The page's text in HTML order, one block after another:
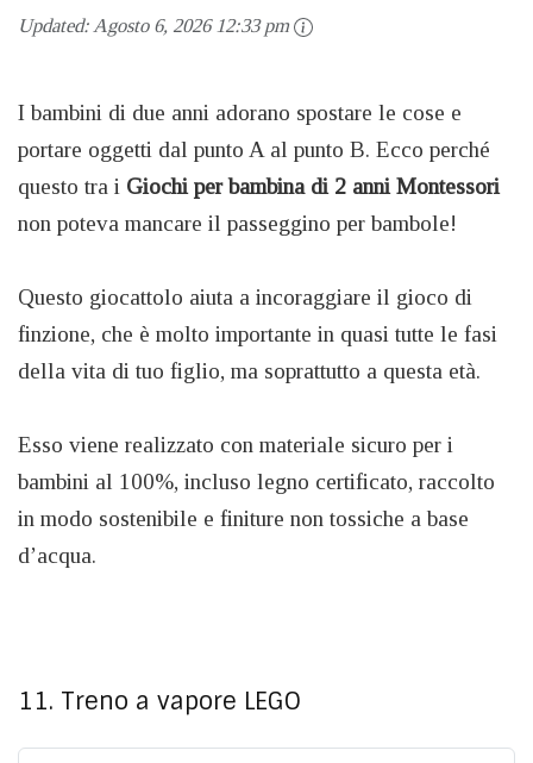
Updated:Agosto 6, 2026 12:33 pm
I bambini di due anni adorano spostare le cose e
portare oggetti dal punto A al punto B. Ecco perché
questo tra i Giochi per bambina di 2 anni Montessori
non poteva mancare il passeggino per bambole!
Questo giocattolo aiuta a incoraggiare il gioco di
finzione, che è molto importante in quasi tutte le fasi
della vita di tuo figlio, ma soprattutto a questa età.
Esso viene realizzato con materiale sicuro per i
bambini al 100%, incluso legno certificato, raccolto
in modo sostenibile e finiture non tossiche a base
d’acqua.
11. Treno a vapore LEGO